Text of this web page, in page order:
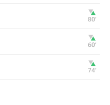
80‎’‎
60‎’‎
74‎’‎